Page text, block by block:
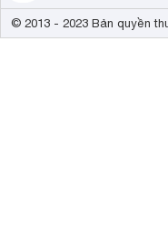
© 2013 - 2023 Bản quyền